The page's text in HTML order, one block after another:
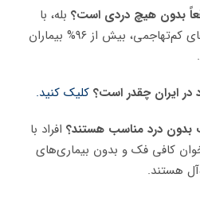
بله، با
بی‌حسی دیجیتال و روش‌های کم‌تهاجمی، بیش از ۹۶% بیماران
کلیک کنید.
افراد با
کافی فک و بدون بیماری‌های
هستند.